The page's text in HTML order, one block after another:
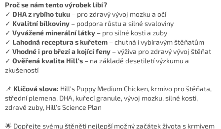
Proč se nám tento výrobek líbí?
✓ DHA z rybího tuku – pro zdravý vývoj mozku a očí
✓ Kvalitní bílkoviny – podpora růstu a silné svaloviny
✓ Vyvážené minerální látky – pro silné kosti a zuby
✓ Lahodná receptura s kuřetem – chutná i vybíravým štěňatům
✓ Vhodné i pro březí a kojící feny – výživa pro zdravý vývoj štěňat
✓ Ověřená kvalita Hill's – na základě desetiletí výzkumu a
zkušeností
📌 Klíčová slova: Hill's Puppy Medium Chicken, krmivo pro štěňata,
střední plemena, DHA, kuřecí granule, vývoj mozku, silné kosti,
zdravé zuby, Hill’s Science Plan
🌟 Dopřejte svému štěněti nejlepší možný začátek života s krmivem